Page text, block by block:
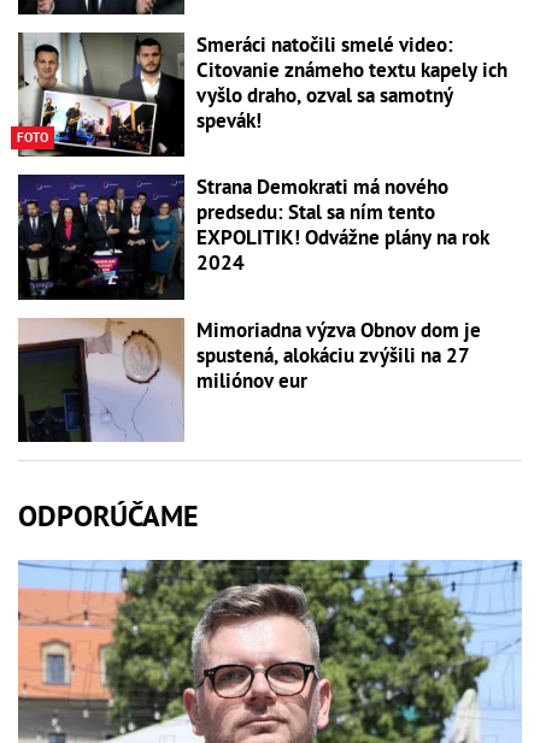
FOTO
Smeráci natočili smelé video:
Citovanie známeho textu kapely ich
vyšlo draho, ozval sa samotný
spevák!
Strana Demokrati má nového
predsedu: Stal sa ním tento
EXPOLITIK! Odvážne plány na rok
2024
Mimoriadna výzva Obnov dom je
spustená, alokáciu zvýšili na 27
miliónov eur
ODPORÚČAME